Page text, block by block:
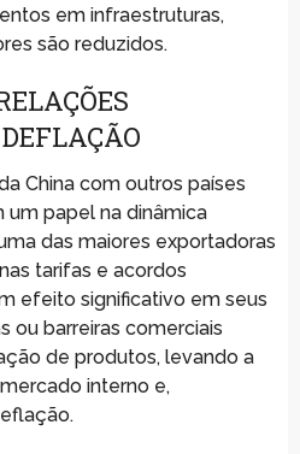
em infraestruturas,
são reduzidos.
China com outros países
papel na dinâmica
das maiores exportadoras
tarifas e acordos
efeito significativo em seus
ou barreiras comerciais
de produtos, levando a
interno e,